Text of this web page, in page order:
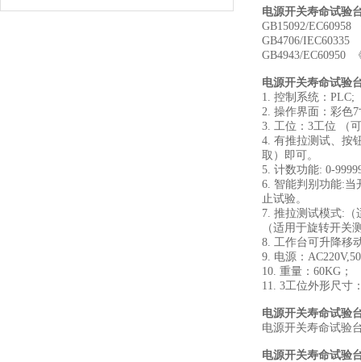
电源开关寿命试验
GB15092/EC60958
GB4706/IEC60335
GB4943/EC60950
电源开关寿命试验
1. 控制系统：PLC;
2. 操作界面：彩色
3. 工位：3工位 （
4. 有推拉测试、按
取）即可。
5. 计数功能: 0-
6. 智能判别功能:当
止试验。
7. 推拉测试模式:
（适用于旋转开关
8. 工作台可升降移
9. 电源：
10. 重量：60KG；
11. 3工位外形尺寸
电源开关寿命试验
电源开关寿命试验
电源开关寿命试验